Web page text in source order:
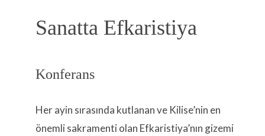
Sanatta Efkaristiya
Konferans
Her ayin sırasında kutlanan ve Kilise’nin en
önemli sakramenti olan Efkaristiya’nın gizemi